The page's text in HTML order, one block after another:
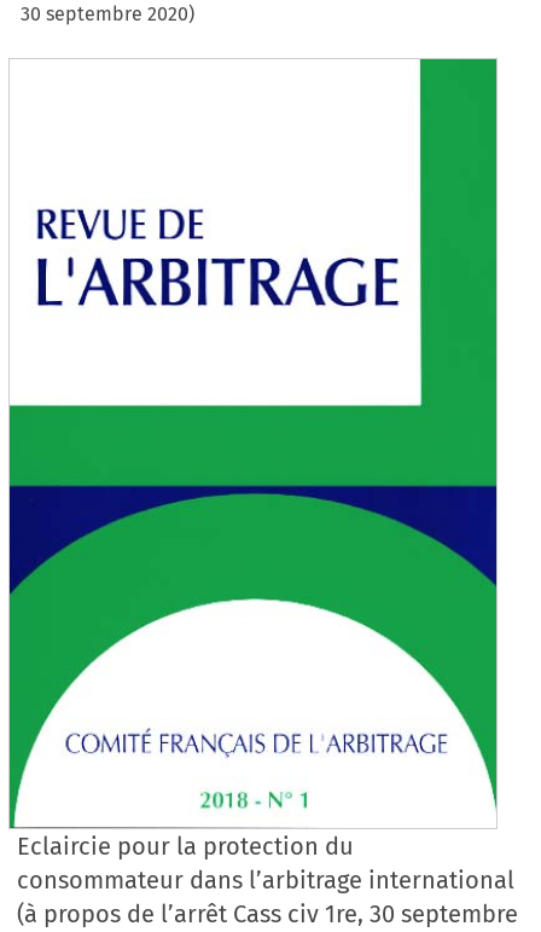
30 septembre 2020)
Eclaircie pour la protection du
consommateur dans l’arbitrage international
(à propos de l’arrêt Cass civ 1re, 30 septembre